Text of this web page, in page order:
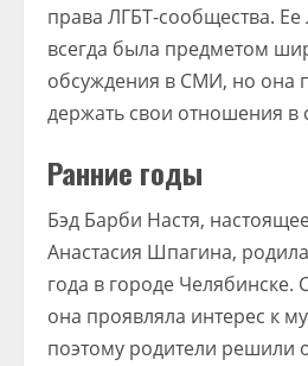
права ЛГБТ-сообщества.
всегда была предметом
обсуждения в СМИ, но она
держать свои отношения в
Ранние годы
Бэд Барби Настя,
Анастасия Шпагина,
года в городе Челябинске.
она проявляла интерес к
поэтому родители решили